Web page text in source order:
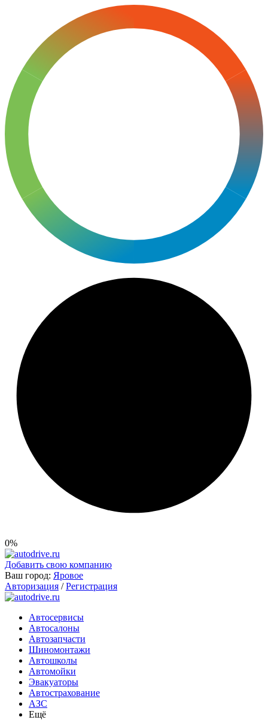
0%
Добавить свою компанию
Ваш город: Яровое
Авторизация / Регистрация
Автосервисы
Автосалоны
Автозапчасти
Шиномонтажи
Автошколы
Автомойки
Эвакуаторы
Автострахование
АЗС
Ещё